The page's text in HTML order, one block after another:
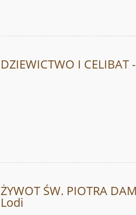
DZIEWICTWO I
ŻYWOT ŚW. PIOTRA
Lodi